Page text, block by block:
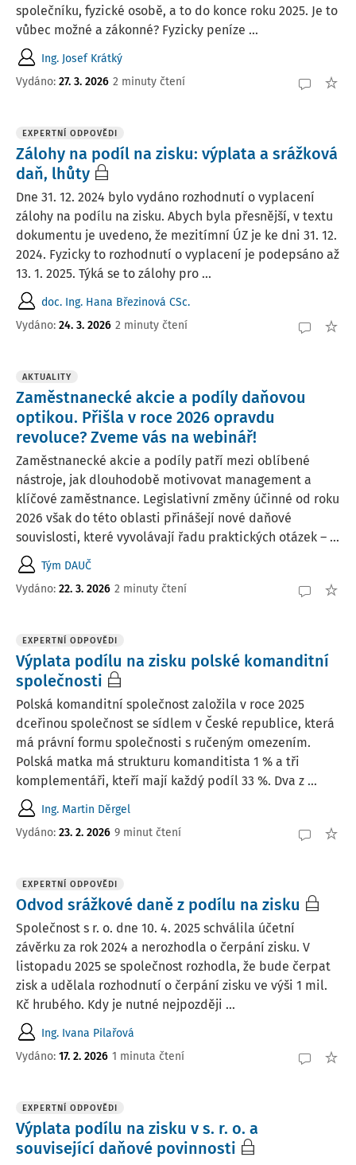
společníku, fyzické osobě, a to do konce roku 2025. Je to
vůbec možné a zákonné? Fyzicky peníze ...
Ing. Josef Krátký
Vydáno: 27. 3. 2026 2 minuty čtení
EXPERTNÍ ODPOVĚDI
Zálohy na podíl na zisku: výplata a srážková
daň, lhůty
Dne 31. 12. 2024 bylo vydáno rozhodnutí o vyplacení
zálohy na podílu na zisku. Abych byla přesnější, v textu
dokumentu je uvedeno, že mezitímní ÚZ je ke dni 31. 12.
2024. Fyzicky to rozhodnutí o vyplacení je podepsáno až
13. 1. 2025. Týká se to zálohy pro ...
doc. Ing. Hana Březinová CSc.
Vydáno: 24. 3. 2026 2 minuty čtení
AKTUALITY
Zaměstnanecké akcie a podíly daňovou
optikou. Přišla v roce 2026 opravdu
revoluce? Zveme vás na webinář!
Zaměstnanecké akcie a podíly patří mezi oblíbené
nástroje, jak dlouhodobě motivovat management a
klíčové zaměstnance. Legislativní změny účinné od roku
2026 však do této oblasti přinášejí nové daňové
souvislosti, které vyvolávají řadu praktických otázek – ...
Tým DAUČ
Vydáno: 22. 3. 2026 2 minuty čtení
EXPERTNÍ ODPOVĚDI
Výplata podílu na zisku polské komanditní
společnosti
Polská komanditní společnost založila v roce 2025
dceřinou společnost se sídlem v České republice, která
má právní formu společnosti s ručeným omezením.
Polská matka má strukturu komanditista 1 % a tři
komplementáři, kteří mají každý podíl 33 %. Dva z ...
Ing. Martin Děrgel
Vydáno: 23. 2. 2026 9 minut čtení
EXPERTNÍ ODPOVĚDI
Odvod srážkové daně z podílu na zisku
Společnost s r. o. dne 10. 4. 2025 schválila účetní
závěrku za rok 2024 a nerozhodla o čerpání zisku. V
listopadu 2025 se společnost rozhodla, že bude čerpat
zisk a udělala rozhodnutí o čerpání zisku ve výši 1 mil.
Kč hrubého. Kdy je nutné nejpozději ...
Ing. Ivana Pilařová
Vydáno: 17. 2. 2026 1 minuta čtení
EXPERTNÍ ODPOVĚDI
Výplata podílu na zisku v s. r. o. a
související daňové povinnosti